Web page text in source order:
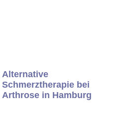
Alternative
Schmerztherapie bei
Arthrose in Hamburg